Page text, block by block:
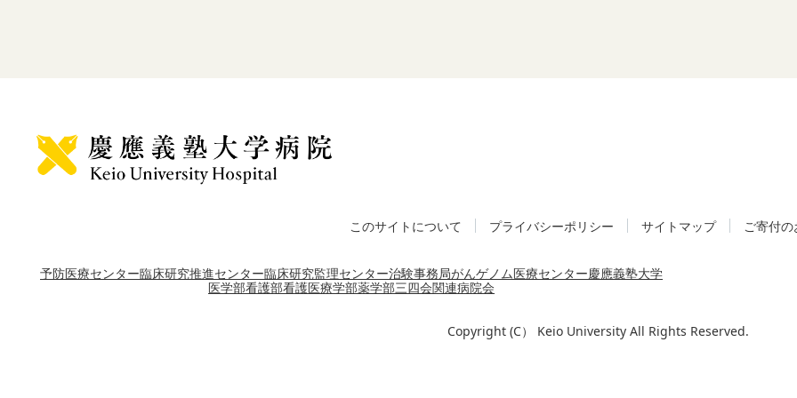
このサイトについて プライバシーポリシー サイトマップ ご寄付
予防医療センター臨床研究推進センター臨床研究監理センター治験事務局がんゲノム医療センター慶應義塾大学
医学部看護部看護医療学部薬学部三四会関連病院会
Copyright (C） Keio University All Rights Reserved.